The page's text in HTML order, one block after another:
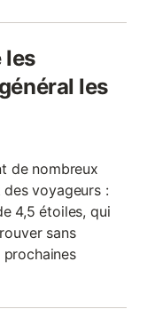
les
les
de nombreux
voyageurs :
4,5 étoiles, qui
sans